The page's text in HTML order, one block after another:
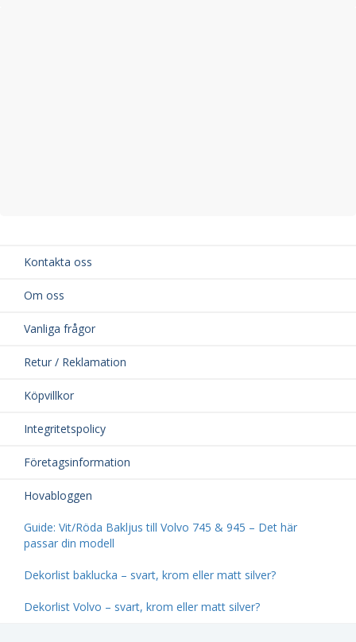
Kontakta oss
Om oss
Vanliga frågor
Retur / Reklamation
Köpvillkor
Integritetspolicy
Företagsinformation
Hovabloggen
Guide: Vit/Röda Bakljus till Volvo 745 & 945 – Det här
passar din modell
Dekorlist baklucka – svart, krom eller matt silver?
Dekorlist Volvo – svart, krom eller matt silver?